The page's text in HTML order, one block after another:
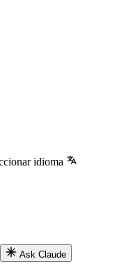
idioma
Ask Claude